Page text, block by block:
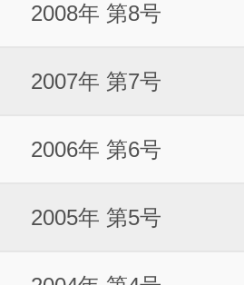
2008年 第8号
2007年 第7号
2006年 第6号
2005年 第5号